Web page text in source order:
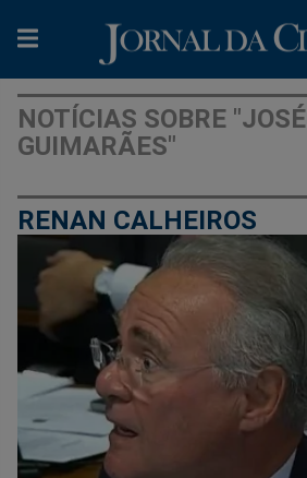
NOTÍCIAS SOBRE "JOSÉ
GUIMARÃES"
RENAN CALHEIROS